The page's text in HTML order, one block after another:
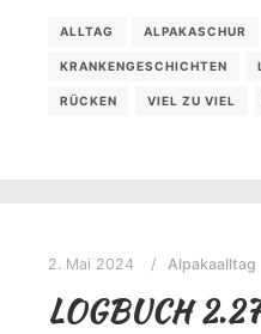
ALLTAG ALPAKASCHUR
KRANKENGESCHICHTEN
RÜCKEN VIEL ZU VIEL
2. Mai 2024 Alpakaalltag
LOGBUCH 2.27